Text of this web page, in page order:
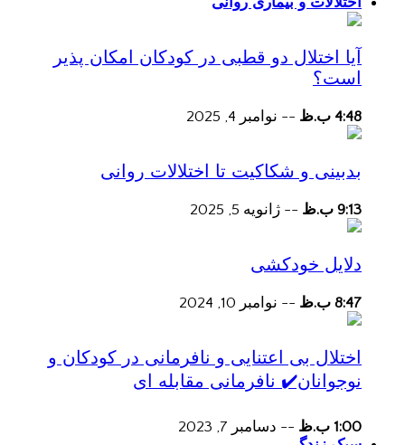
آیا اختلال دو قطبی در کودکان امکان پذیر
است؟
4:48 ب.ظ -- نوامبر 4, 2025
بدبینی و شکاکیت تا اختلالات روانی
9:13 ب.ظ -- ژانویه 5, 2025
دلایل خودکشی
8:47 ب.ظ -- نوامبر 10, 2024
اختلال بی اعتنایی و نافرمانی در کودکان و
نوجوانان✔️ نافرمانی مقابله ای
1:00 ب.ظ -- دسامبر 7, 2023